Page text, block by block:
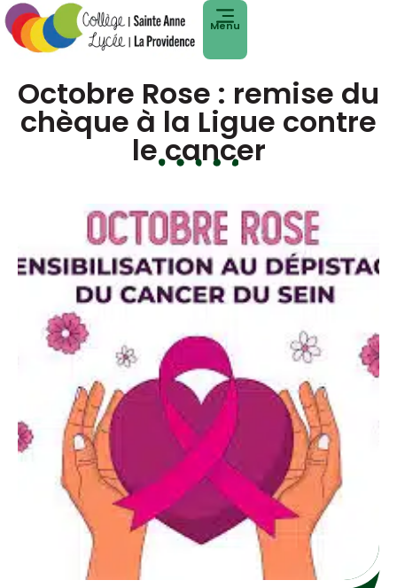
Menu
Octobre Rose : remise du
chèque à la Ligue contre
le cancer